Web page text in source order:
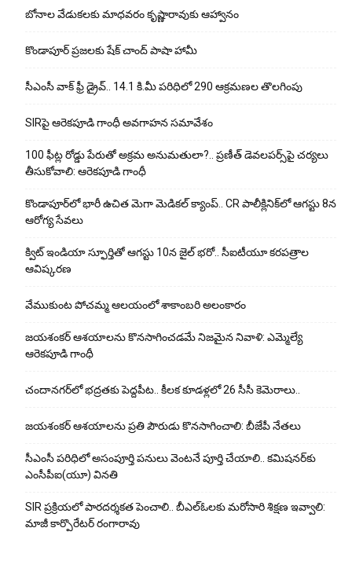
బోనాల వేడుకలకు మాధవరం కృష్ణారావుకు ఆహ్వానం
కొండాపూర్ ప్రజలకు షేక్ చాంద్ పాషా హామీ
సీఎంసీ వాక్ ఫ్రీ డ్రైవ్.. 14.1 కి.మీ పరిధిలో 290 ఆక్రమణల తొలగింపు
SIRపై ఆరెకపూడి గాంధీ అవగాహన సమావేశం
100 ఫీట్ల రోడ్డు పేరుతో అక్రమ అనుమతులా?.. ప్రణీత్ డెవలపర్స్‌పై చర్యలు
తీసుకోవాలి: ఆరెకపూడి గాంధీ
కొండాపూర్‌లో భారీ ఉచిత మెగా మెడికల్ క్యాంప్.. CR పాలీక్లినిక్‌లో ఆగస్టు 8న
ఆరోగ్య సేవలు
క్విట్ ఇండియా స్ఫూర్తితో ఆగస్టు 10న జైల్ భరో.. సీఐటీయూ కరపత్రాల
ఆవిష్కరణ
వేముకుంట పోచమ్మ ఆలయంలో శాకాంబరి అలంకారం
జయశంకర్ ఆశయాలను కొనసాగించడమే నిజమైన నివాళి: ఎమ్మెల్యే
ఆరెక‌పూడి గాంధీ
చందానగర్‌లో భద్రతకు పెద్దపీట.. కీలక కూడళ్లలో 26 సీసీ కెమెరాలు..
జయశంకర్ ఆశయాలను ప్రతి పౌరుడు కొనసాగించాలి: బీజేపీ నేతలు
సీఎంసీ పరిధిలో అసంపూర్తి పనులు వెంటనే పూర్తి చేయాలి.. కమిషనర్‌కు
ఎంసీపీఐ(యూ) వినతి
SIR ప్రక్రియలో పారదర్శకత పెంచాలి.. బీఎల్ఓలకు మరోసారి శిక్షణ ఇవ్వాలి:
మాజీ కార్పొరేటర్ రంగారావు